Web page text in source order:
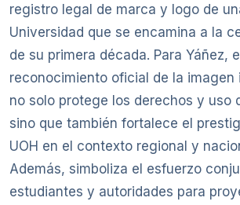
registro legal de marca y logo de
Universidad que se encamina a la
de su primera década. Para Yáñez,
reconocimiento oficial de la imagen
no solo protege los derechos y uso
sino que también fortalece el
UOH en el contexto regional y
Además, simboliza el esfuerzo
estudiantes y autoridades para